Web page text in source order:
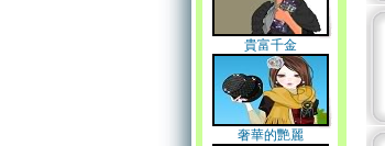
貴富千金
奢華的艷麗